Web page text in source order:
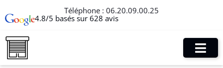
Téléphone : 06.20.09.00.25
4.8/5 basés sur 628 avis